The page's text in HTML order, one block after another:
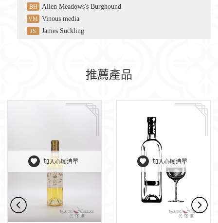
BH Allen Meadows's Burghound
VM Vinous media
JS James Suckling
推薦產品
加入心願清單 加入心願清單